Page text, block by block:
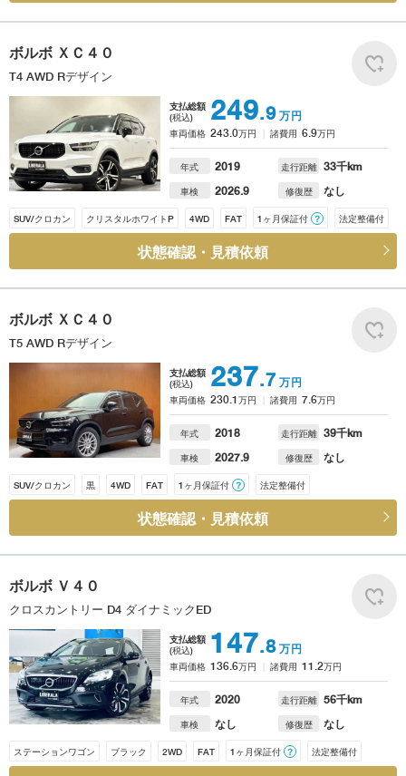
ボルボ ＸＣ４０
T4 AWD Rデザイン
支払総額
(税込)
249.9 万円
車両価格 243.0万円 諸費用 6.9万円
年式 2019 走行距離 33千km
車検 2026.9 修復歴 なし
SUV/クロカン クリスタルホワイトP 4WD FAT 1ヶ月保証付 ？ 法定整備付
状態確認・見積依頼
ボルボ ＸＣ４０
T5 AWD Rデザイン
支払総額
(税込)
237.7 万円
車両価格 230.1万円 諸費用 7.6万円
年式 2018 走行距離 39千km
車検 2027.9 修復歴 なし
SUV/クロカン 黒 4WD FAT 1ヶ月保証付 ？ 法定整備付
状態確認・見積依頼
ボルボ Ｖ４０
クロスカントリー D4 ダイナミックED
支払総額
(税込)
147.8 万円
車両価格 136.6万円 諸費用 11.2万円
年式 2020 走行距離 56千km
車検 なし 修復歴 なし
ステーションワゴン ブラック 2WD FAT 1ヶ月保証付 ？ 法定整備付